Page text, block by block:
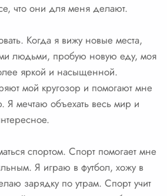
что они для меня делают.
Когда я вижу новые места,
людьми, пробую новую еду, моя
яркой и насыщенной.
мой кругозор и помогают мне
Я мечтаю объехать весь мир и
спортом. Спорт помогает мне
Я играю в футбол, хожу в
зарядку по утрам. Спорт учит